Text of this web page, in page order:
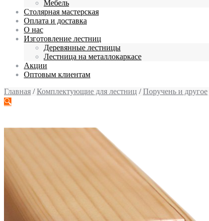
Мебель
Столярная мастерская
Оплата и доставка
О нас
Изготовление лестниц
Деревянные лестницы
Лестница на металлокаркасе
Акции
Оптовым клиентам
Главная /Комплектующие для лестниц /Поручень и другое
🔍